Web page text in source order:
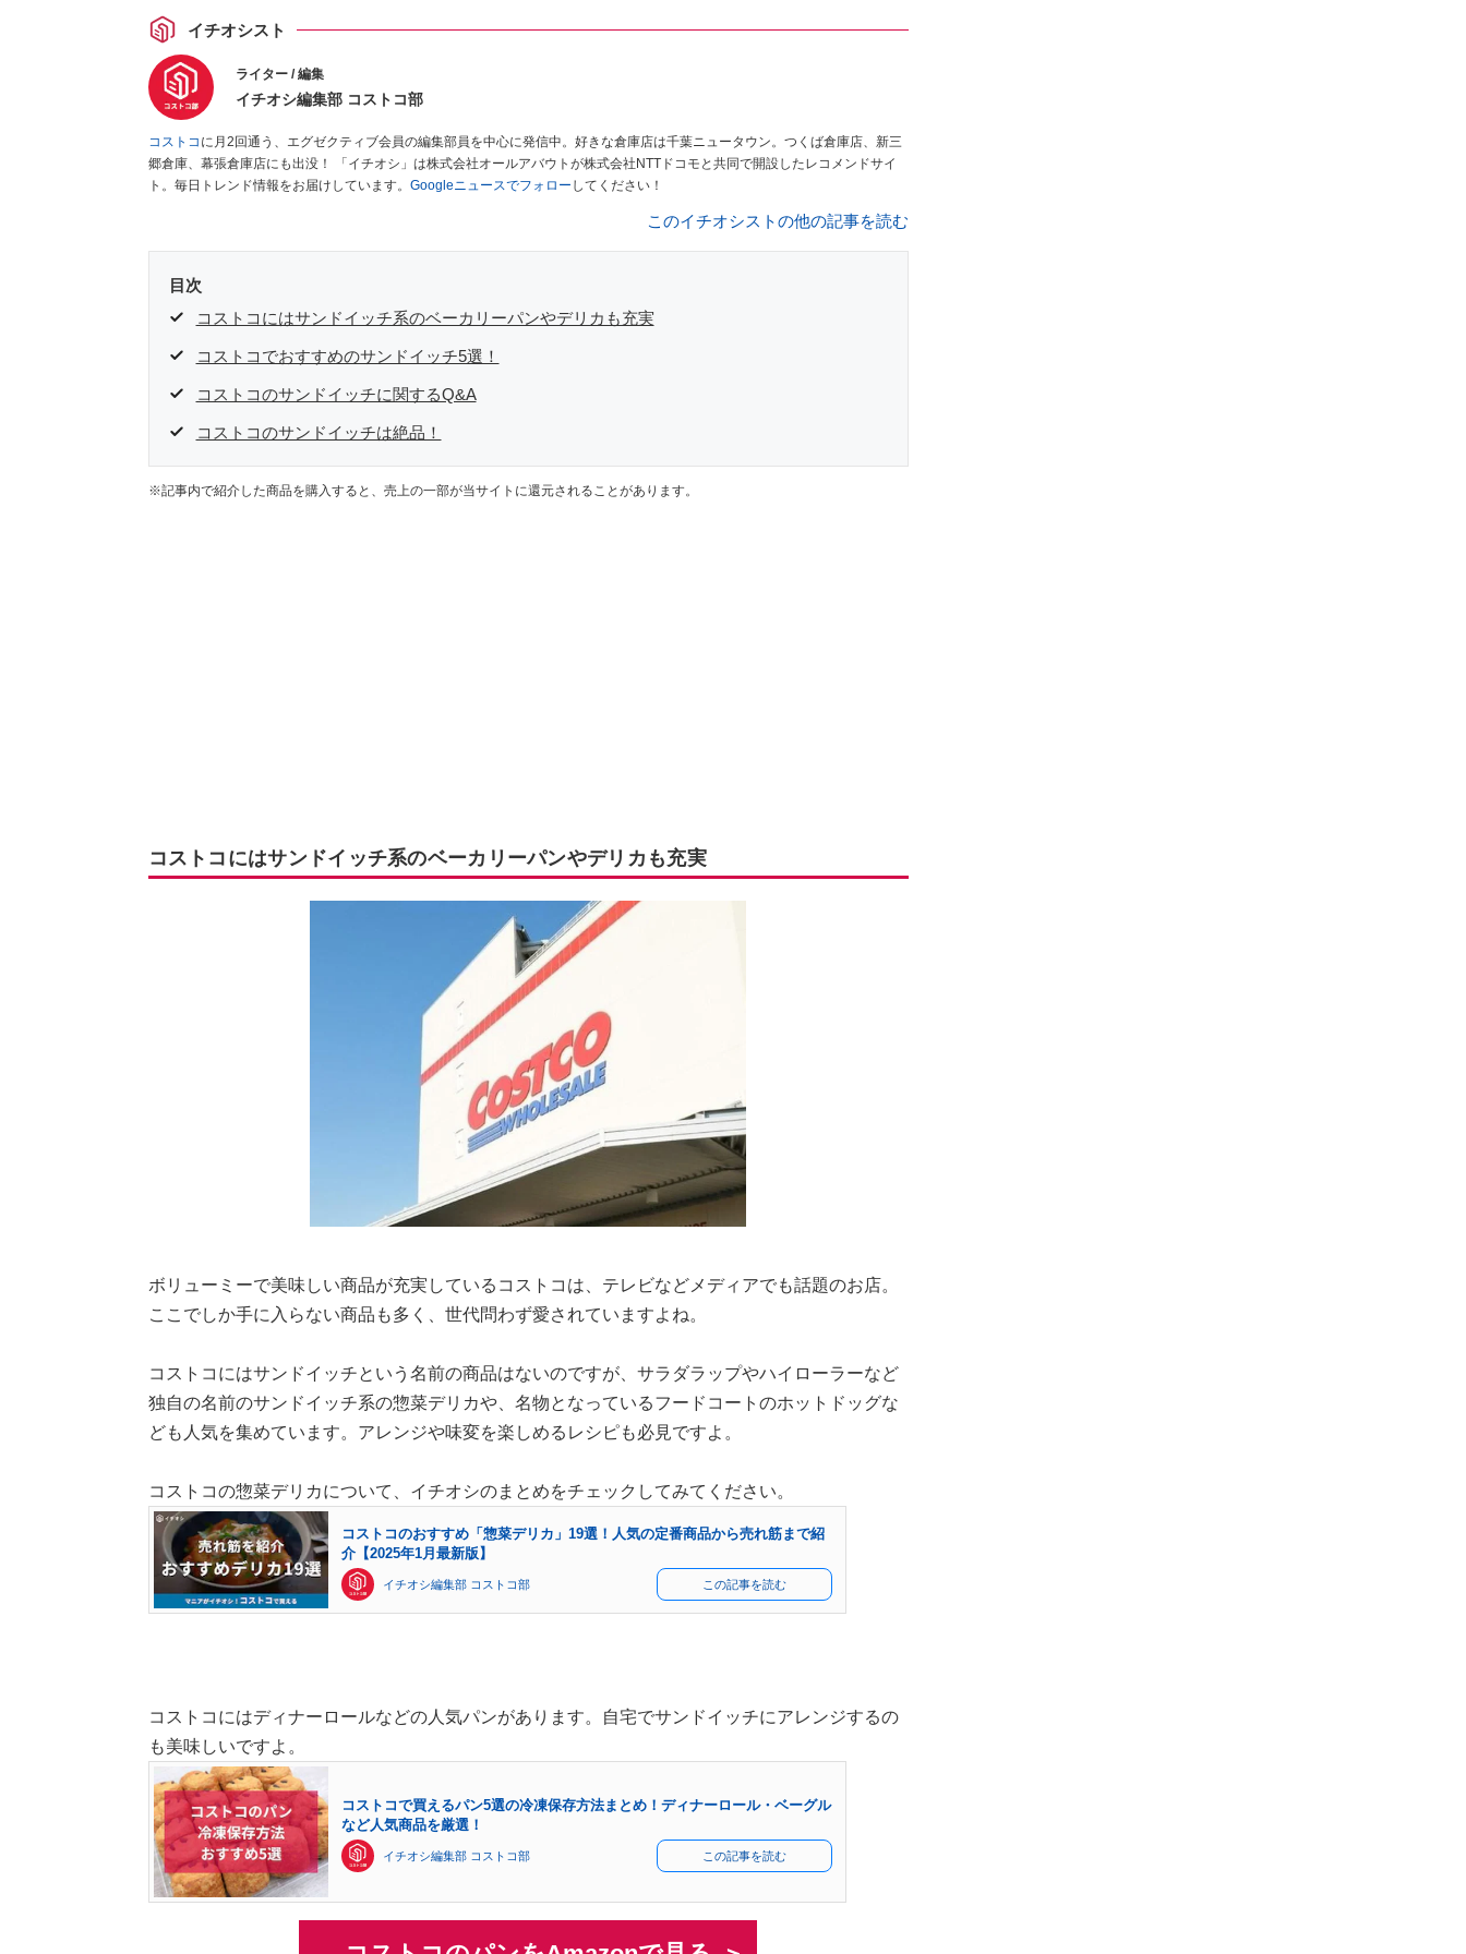
イチオシスト
ライター / 編集
イチオシ編集部 コストコ部
コストコ に月2回通う、エグゼクティブ会員の編集部員を中心に発信中。好きな倉庫店は千葉ニュータウン。つくば倉庫店、新三
郷倉庫、幕張倉庫店にも出没！ 「イチオシ」は株式会社オールアバウトが株式会社NTTドコモと共同で開設したレコメンドサイ
ト。毎日トレンド情報をお届けしています。 Googleニュースでフォロー してください！
このイチオシストの他の記事を読む
目次
コストコにはサンドイッチ系のベーカリーパンやデリカも充実
コストコでおすすめのサンドイッチ5選！
コストコのサンドイッチに関するQ&A
コストコのサンドイッチは絶品！
※記事内で紹介した商品を購入すると、売上の一部が当サイトに還元されることがあります。
コストコにはサンドイッチ系のベーカリーパンやデリカも充実
ボリューミーで美味しい商品が充実しているコストコは、テレビなどメディアでも話題のお店。
ここでしか手に入らない商品も多く、世代問わず愛されていますよね。
コストコにはサンドイッチという名前の商品はないのですが、サラダラップやハイローラーなど
独自の名前のサンドイッチ系の惣菜デリカや、名物となっているフードコートのホットドッグな
ども人気を集めています。アレンジや味変を楽しめるレシピも必見ですよ。
コストコの惣菜デリカについて、イチオシのまとめをチェックしてみてください。
コストコのおすすめ「惣菜デリカ」19選！人気の定番商品から売れ筋まで紹
介【2025年1月最新版】
イチオシ編集部 コストコ部 この記事を読む
コストコにはディナーロールなどの人気パンがあります。自宅でサンドイッチにアレンジするの
も美味しいですよ。
コストコで買えるパン5選の冷凍保存方法まとめ！ディナーロール・ベーグル
など人気商品を厳選！
イチオシ編集部 コストコ部 この記事を読む